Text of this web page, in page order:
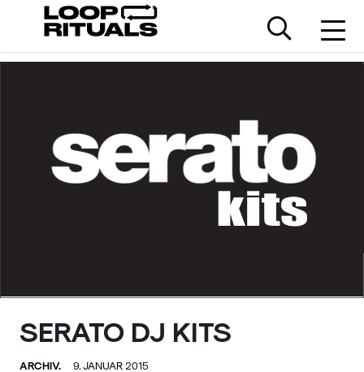
SERATO DJ KITS
ARCHIV. 9. JANUAR 2015